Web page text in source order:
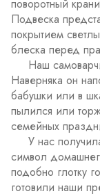
поворотный
Подвеска
покрытием
блеска перед
Наш
Наверняка он
бабушки или в
пылился или
семейных
У нас
символ
подобно глотку
готовили наши